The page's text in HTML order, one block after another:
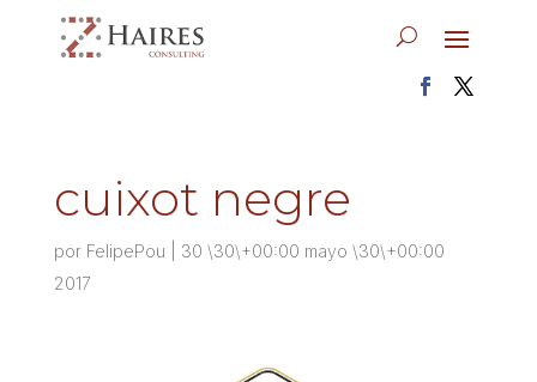
cuixot negre
por FelipePou
30 \30\+00:00 mayo \30\+00:00
2017